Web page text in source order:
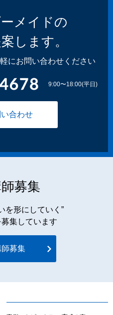
メイドの
します。
にお問い合わせください
9:00〜18:00(平日)
合わせ
募集
を形にしていく”
集しています
募集